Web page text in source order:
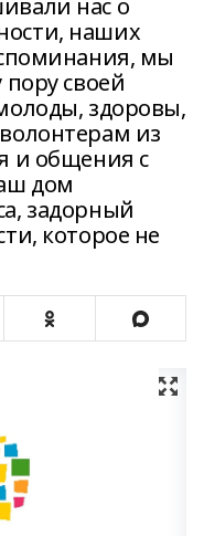
нас о
наших
мы
пору своей
здоровы,
из
и общения с
дом
задорный
которое не